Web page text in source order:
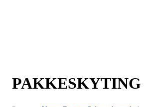
PAKKESKYTING